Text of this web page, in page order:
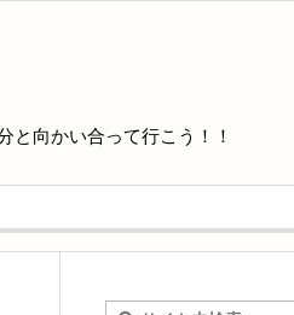
向かい合って行こう！！